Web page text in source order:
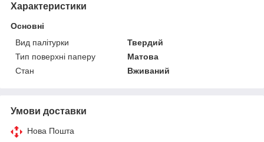
Характеристики
Основні
Вид палітурки
Твердий
Тип поверхні паперу
Матова
Стан
Вживаний
Умови доставки
Нова Пошта